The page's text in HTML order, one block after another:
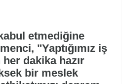
etmediğine
"Yaptığımız iş
dakika hazır
bir meslek